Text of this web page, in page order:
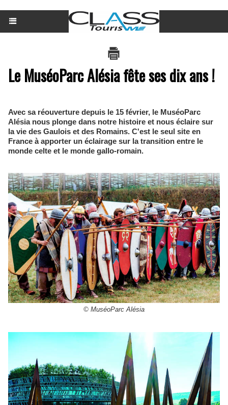
Le MuséoParc Alésia fête ses dix ans !
Avec sa réouverture depuis le 15 février, le MuséoParc
Alésia nous plonge dans notre histoire et nous éclaire sur
la vie des Gaulois et des Romains. C'est le seul site en
France à apporter un éclairage sur la transition entre le
monde celte et le monde gallo-romain.
© MuséoParc Alésia